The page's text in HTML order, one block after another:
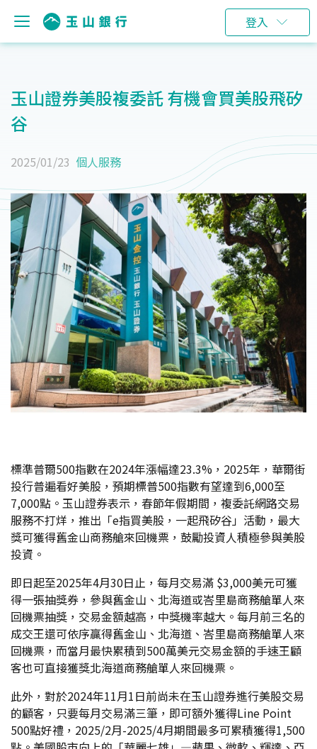
登入
玉山證券美股複委託 有機會買美股飛矽
谷
2025/01/23 個人服務
標準普爾500指數在2024年漲幅達23.3%，2025年，華爾街
投行普遍看好美股，預期標普500指數有望達到6,000至
7,000點。玉山證券表示，春節年假期間，複委託網路交易
服務不打烊，推出「e指買美股，一起飛矽谷」活動，最大
獎可獲得舊金山商務艙來回機票，鼓勵投資人積極參與美股
投資。
即日起至2025年4月30日止，每月交易滿 $3,000美元可獲
得一張抽獎券，參與舊金山、北海道或峇里島商務艙單人來
回機票抽獎，交易金額越高，中獎機率越大。每月前三名的
成交王還可依序贏得舊金山、北海道、峇里島商務艙單人來
回機票，而當月最快累積到500萬美元交易金額的手速王顧
客也可直接獲獎北海道商務艙單人來回機票。
此外，對於2024年11月1日前尚未在玉山證券進行美股交易
的顧客，只要每月交易滿三筆，即可額外獲得Line Point
500點好禮，2025/2月-2025/4月期間最多可累積獲得1,500